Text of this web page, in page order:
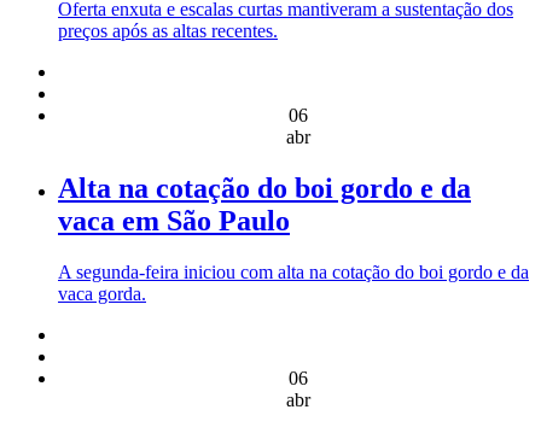
Oferta enxuta e escalas curtas mantiveram a sustentação dos
preços após as altas recentes.
06
abr
Alta na cotação do boi gordo e da
vaca em São Paulo
A segunda-feira iniciou com alta na cotação do boi gordo e da
vaca gorda.
06
abr